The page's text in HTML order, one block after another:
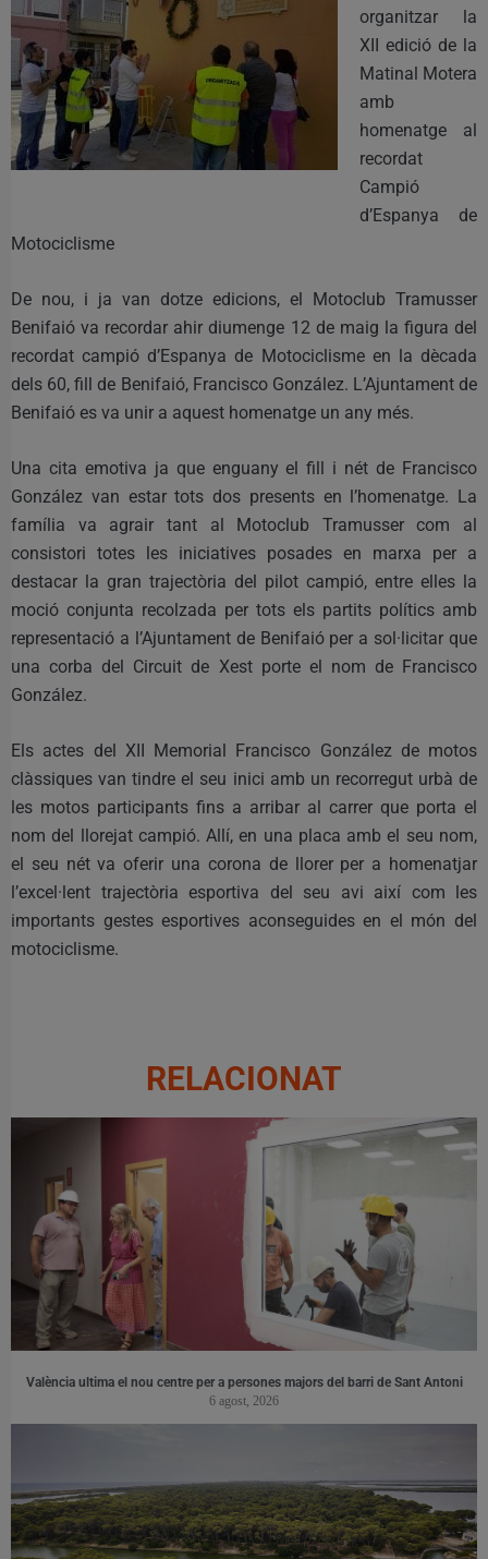
organitzar la
XII edició de la
Matinal Motera
amb
homenatge al
recordat
Campió
d’Espanya de
Motociclisme
De nou, i ja van dotze edicions, el Motoclub Tramusser
Benifaió va recordar ahir diumenge 12 de maig la figura del
recordat campió d’Espanya de Motociclisme en la dècada
dels 60, fill de Benifaió, Francisco González. L’Ajuntament de
Benifaió es va unir a aquest homenatge un any més.
Una cita emotiva ja que enguany el fill i nét de Francisco
González van estar tots dos presents en l’homenatge. La
família va agrair tant al Motoclub Tramusser com al
consistori totes les iniciatives posades en marxa per a
destacar la gran trajectòria del pilot campió, entre elles la
moció conjunta recolzada per tots els partits polítics amb
representació a l’Ajuntament de Benifaió per a sol·licitar que
una corba del Circuit de Xest porte el nom de Francisco
González.
Els actes del XII Memorial Francisco González de motos
clàssiques van tindre el seu inici amb un recorregut urbà de
les motos participants fins a arribar al carrer que porta el
nom del llorejat campió. Allí, en una placa amb el seu nom,
el seu nét va oferir una corona de llorer per a homenatjar
l’excel·lent trajectòria esportiva del seu avi així com les
importants gestes esportives aconseguides en el món del
motociclisme.
RELACIONAT
València ultima el nou centre per a persones majors del barri de Sant Antoni
6 agost, 2026